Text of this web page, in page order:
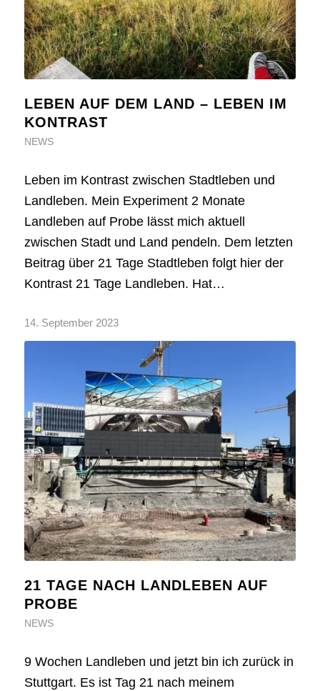
LEBEN AUF DEM LAND – LEBEN IM
KONTRAST
NEWS
Leben im Kontrast zwischen Stadtleben und
Landleben. Mein Experiment 2 Monate
Landleben auf Probe lässt mich aktuell
zwischen Stadt und Land pendeln. Dem letzten
Beitrag über 21 Tage Stadtleben folgt hier der
Kontrast 21 Tage Landleben. Hat…
14. September 2023
21 TAGE NACH LANDLEBEN AUF
PROBE
NEWS
9 Wochen Landleben und jetzt bin ich zurück in
Stuttgart. Es ist Tag 21 nach meinem